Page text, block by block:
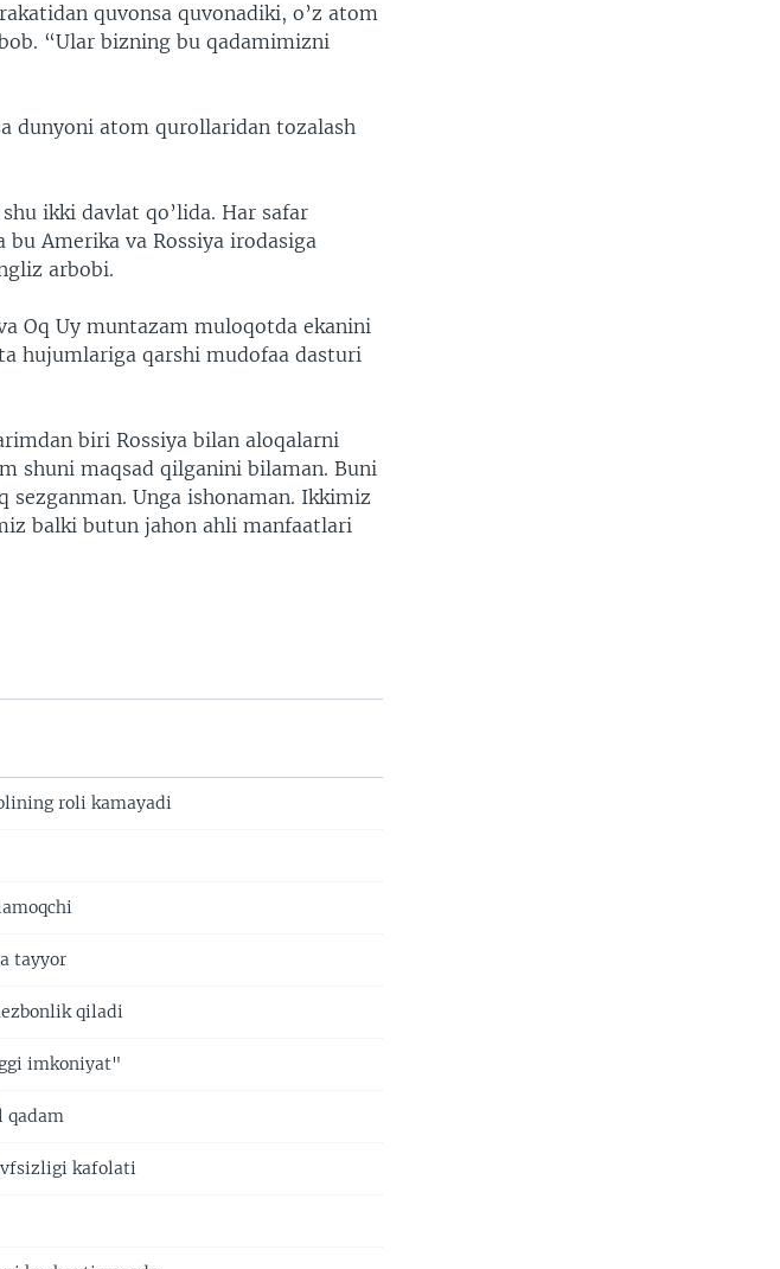
quvonsa quvonadiki, o’z atom
“Ular bizning bu qadamimizni
dunyoni atom qurollaridan tozalash
ikki davlat qo’lida. Har safar
Amerika va Rossiya irodasiga
arbobi.
Oq Uy muntazam muloqotda ekanini
hujumlariga qarshi mudofaa dasturi
biri Rossiya bilan aloqalarni
shuni maqsad qilganini bilaman. Buni
Unga ishonaman. Ikkimiz
balki butun jahon ahli manfaatlari
roli kamayadi
tayyor
qiladi
imkoniyat"
kafolati